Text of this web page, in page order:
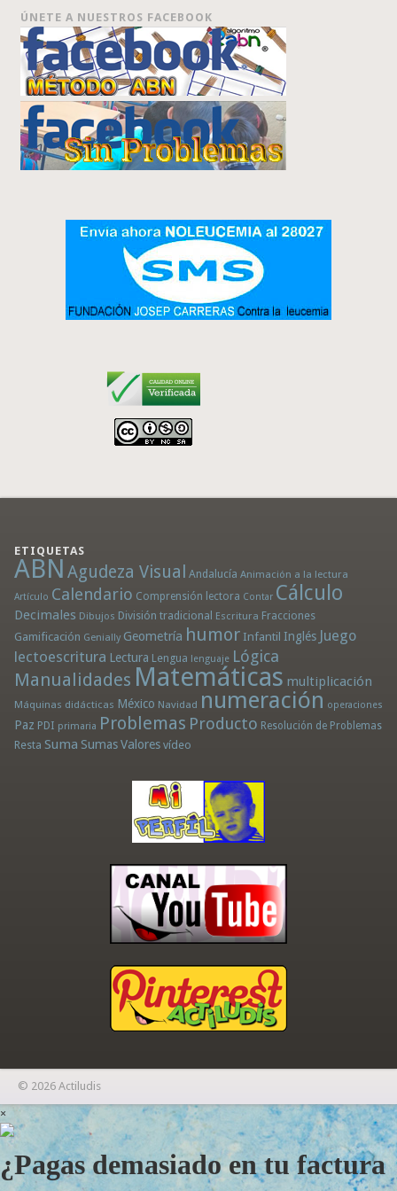
ÚNETE A NUESTROS FACEBOOK
ETIQUETAS
ABN Agudeza Visual Andalucía Animación a la lectura
Artículo Calendario Comprensión lectora Contar Cálculo
Decimales Dibujos División tradicional Escritura Fracciones
Gamificación Genially Geometría humor Infantil Inglés Juego
lectoescritura Lectura Lengua lenguaje Lógica
Manualidades Matemáticas multiplicación
Máquinas didácticas México Navidad numeración operaciones
Paz PDI primaria Problemas Producto Resolución de Problemas
Resta Suma Sumas Valores vídeo
© 2026 Actiludis
×
¿Pagas demasiado en tu factura